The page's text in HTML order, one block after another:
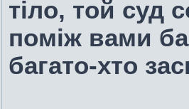
тіло, той суд
поміж вами
багато-хто